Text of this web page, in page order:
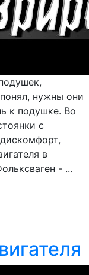
нужны они
к подушке. Во
с
в
- ...